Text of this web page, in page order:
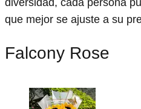
diversidad, cada persona
que mejor se ajuste a su
Falcony Rose